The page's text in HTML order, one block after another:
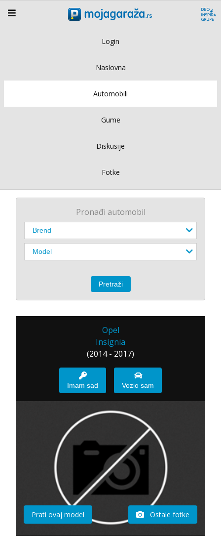
Login
Naslovna
Automobili
Gume
Diskusije
Fotke
Pronađi automobil
Opel
Insignia
(2014 - 2017)
Imam sad Vozio sam
Prati ovaj model Ostale fotke